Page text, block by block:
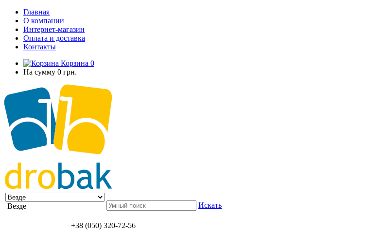
Главная
О компании
Интернет-магазин
Оплата и доставка
Контакты
Корзина 0
На сумму 0 грн.
Везде Искать
+38 (050) 320-72-56